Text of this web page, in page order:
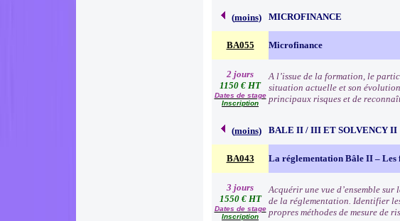
(moins) MICROFINANCE
BA055 Microfinance
2 jours
1150 € HT
Dates de stage
Inscription
A l’issue de la formation, le
situation actuelle et son
principaux risques et de
(moins) BALE II / III ET SOLVENCY II
BA043 La réglementation Bâle II – Les
3 jours
1550 € HT
Dates de stage
Inscription
Acquérir une vue d’ensemble
de la réglementation. Identifier
propres méthodes de mesure de